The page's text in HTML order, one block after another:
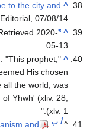
^
to the city and
. Editorial, 07/08/14.
^
"The Rapture"
Retrieved 2020-
05-13
.
^
"
"This prophet,
His chosen
all the world, was
Yhwh' (xliv. 28,
xlv. 1)."
^أ ب
and